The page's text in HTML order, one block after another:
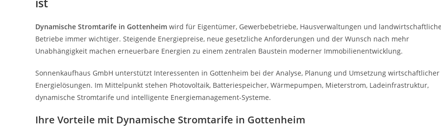
Dynamische Stromtarife in Gottenheim wird für Eigentümer, Gewerbebetriebe, Hausverwaltungen und landwirtschaftliche
Betriebe immer wichtiger. Steigende Energiepreise, neue gesetzliche Anforderungen und der Wunsch nach mehr
Unabhängigkeit machen erneuerbare Energien zu einem zentralen Baustein moderner Immobilienentwicklung.
Sonnenkaufhaus GmbH unterstützt Interessenten in Gottenheim bei der Analyse, Planung und Umsetzung wirtschaftlicher
Energielösungen. Im Mittelpunkt stehen Photovoltaik, Batteriespeicher, Wärmepumpen, Mieterstrom, Ladeinfrastruktur,
dynamische Stromtarife und intelligente Energiemanagement-Systeme.
Ihre Vorteile mit Dynamische Stromtarife in Gottenheim